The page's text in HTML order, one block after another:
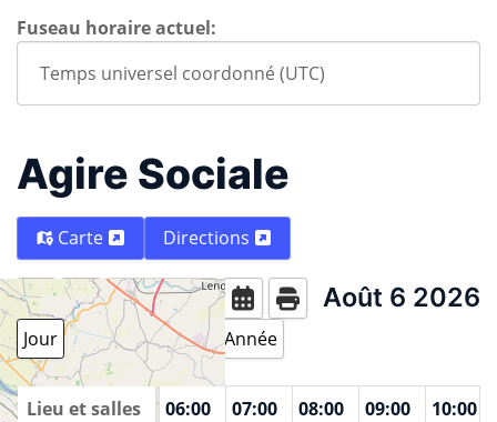
Fuseau horaire actuel:
Agire Sociale
Carte Directions
Aujourd'hui Août 6 2026
Jour Semaine Mois Année
Lieu et salles
04:00 05:00 06:00 07:00 08:00 09:00
10:00